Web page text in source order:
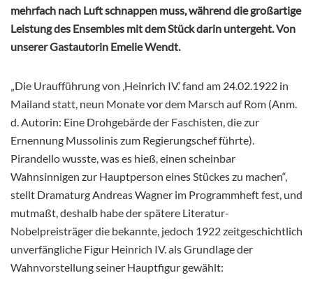
mehrfach nach Luft schnappen muss, während die großartige
Leistung des Ensembles mit dem Stück darin untergeht. Von
unserer Gastautorin Emelie Wendt.
„Die Uraufführung von ‚Heinrich IV.’ fand am 24.02.1922 in
Mailand statt, neun Monate vor dem Marsch auf Rom (Anm.
d. Autorin: Eine Drohgebärde der Faschisten, die zur
Ernennung Mussolinis zum Regierungschef führte).
Pirandello wusste, was es hieß, einen scheinbar
Wahnsinnigen zur Hauptperson eines Stückes zu machen“,
stellt Dramaturg Andreas Wagner im Programmheft fest, und
mutmaßt, deshalb habe der spätere Literatur-
Nobelpreisträger die bekannte, jedoch 1922 zeitgeschichtlich
unverfängliche Figur Heinrich IV. als Grundlage der
Wahnvorstellung seiner Hauptfigur gewählt: